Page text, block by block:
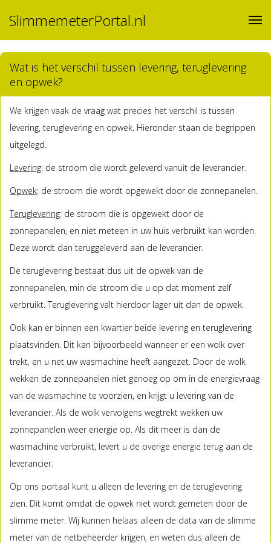
SlimmemeterPortal.nl
Wat is het verschil tussen levering, teruglevering
en opwek?
We krijgen vaak de vraag wat precies het verschil is tussen
levering, teruglevering en opwek. Hieronder staan de begrippen
uitgelegd.
Levering: de stroom die wordt geleverd vanuit de leverancier.
Opwek: de stroom die wordt opgewekt door de zonnepanelen.
Teruglevering: de stroom die is opgewekt door de
zonnepanelen, en niet meteen in uw huis verbruikt kan worden.
Deze wordt dan teruggeleverd aan de leverancier.
De teruglevering bestaat dus uit de opwek van de
zonnepanelen, min de stroom die u op dat moment zelf
verbruikt. Teruglevering valt hierdoor lager uit dan de opwek.
Ook kan er binnen een kwartier beide levering en teruglevering
plaatsvinden. Dit kan bijvoorbeeld wanneer er een wolk over
trekt, en u net uw wasmachine heeft aangezet. Door de wolk
wekken de zonnepanelen niet genoeg op om in de energievraag
van de wasmachine te voorzien, en krijgt u levering van de
leverancier. Als de wolk vervolgens wegtrekt wekken uw
zonnepanelen weer energie op. Als dit meer is dan de
wasmachine verbruikt, levert u de overige energie terug aan de
leverancier.
Op ons portaal kunt u alleen de levering en de teruglevering
zien. Dit komt omdat de opwek niet wordt gemeten door de
slimme meter. Wij kunnen helaas alleen de data van de slimme
meter van de netbeheerder krijgen, en weten dus alleen de